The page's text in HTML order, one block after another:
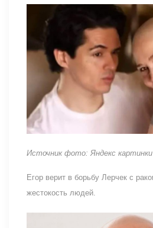
Источник фото: Яндекс картинки
Егор верит в борьбу Лерчек с
жестокость людей.